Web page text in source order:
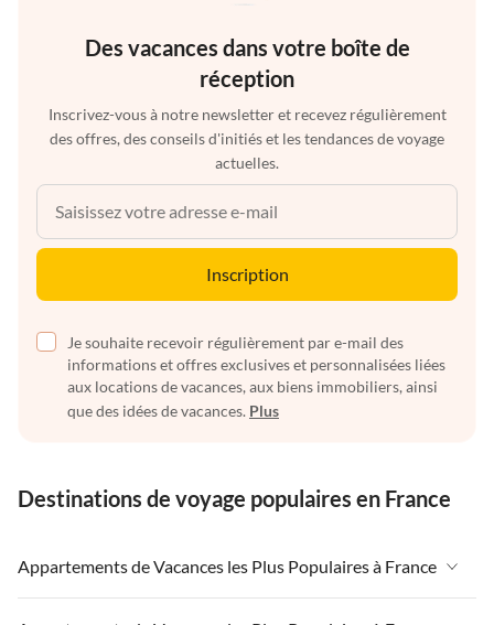
Des vacances dans votre boîte de
réception
Inscrivez-vous à notre newsletter et recevez régulièrement
des offres, des conseils d'initiés et les tendances de voyage
actuelles.
Inscription
Je souhaite recevoir régulièrement par e-mail des
informations et offres exclusives et personnalisées liées
aux locations de vacances, aux biens immobiliers, ainsi
que des idées de vacances. Plus
Destinations de voyage populaires en France
Appartements de Vacances les Plus Populaires à France